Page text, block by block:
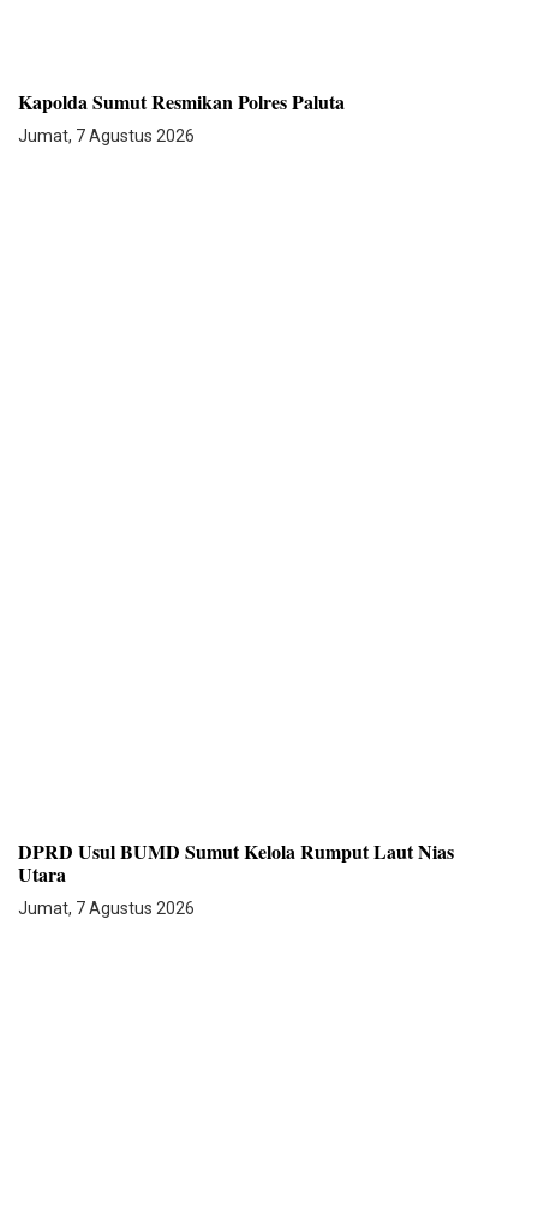
Kapolda Sumut Resmikan Polres Paluta
Jumat, 7 Agustus 2026
DPRD Usul BUMD Sumut Kelola Rumput Laut Nias
Utara
Jumat, 7 Agustus 2026